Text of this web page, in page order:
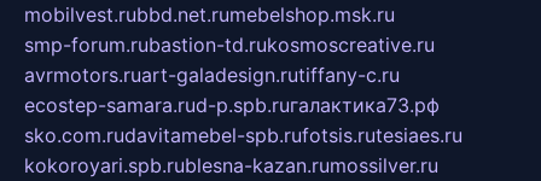
mobilvest.rubbd.net.rumebelshop.msk.ru
smp-forum.rubastion-td.rukosmoscreative.ru
avrmotors.ruart-galadesign.rutiffany-c.ru
ecostep-samara.rud-p.spb.ruгалактика73.рф
sko.com.rudavitamebel-spb.rufotsis.rutesiaes.ru
kokoroyari.spb.rublesna-kazan.rumossilver.ru